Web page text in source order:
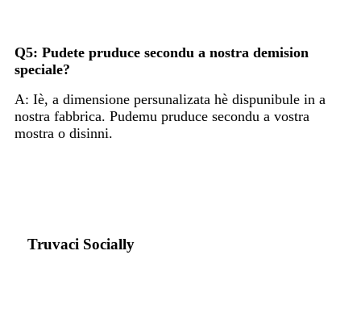
Q5: Pudete pruduce secondu a nostra demision
speciale?
A: Iè, a dimensione persunalizata hè dispunibule in a
nostra fabbrica. Pudemu pruduce secondu a vostra
mostra o disinni.
Truvaci Socially